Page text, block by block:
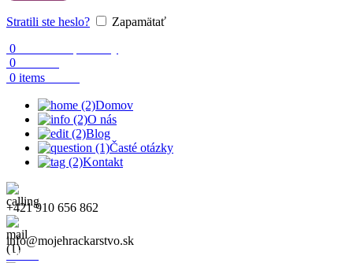
Stratili ste heslo?
Zapamätať
0
0
0 items
Domov
O nás
Blog
Časté otázky
Kontakt
+421 910 656 862
info@mojehrackarstvo.sk
Menu